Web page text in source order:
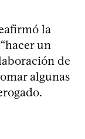
la
un
de
algunas